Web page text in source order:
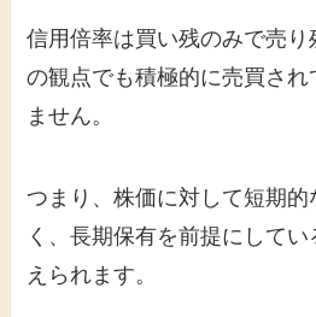
信用倍率は買い残のみで売り
の観点でも積極的に売買され
ません。
つまり、株価に対して短期
く、長期保有を前提にして
えられます。